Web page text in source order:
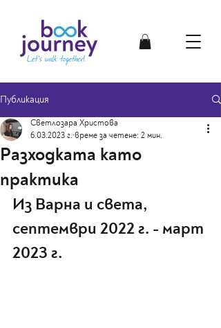
Публикация
Разходката като
практика
Светлозара Христова
6.03.2023 г. време за четене: 2 мин.
Из Варна и света,
септември 2022 г. - март
2023 г.